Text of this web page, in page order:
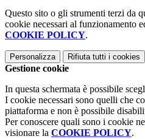
Questo sito o gli strumenti terzi da
cookie necessari al funzionamento
COOKIE POLICY.
Personalizza Rifiuta tutti i cookies
Gestione cookie
In questa schermata è possibile
I cookie necessari sono quelli che
piattaforma e non è possibile
Per conoscere quali sono i cookie
visionare la COOKIE POLICY.